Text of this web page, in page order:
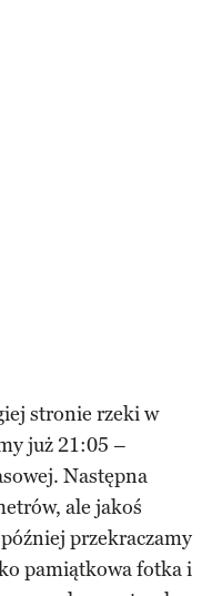
stronie rzeki w
już 21:05 –
Następna
ale jakoś
przekraczamy
pamiątkowa fotka i